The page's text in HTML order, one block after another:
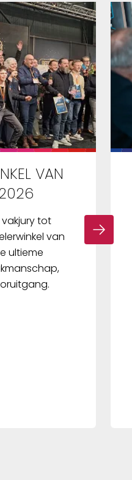
VAN
tot
van
ultieme